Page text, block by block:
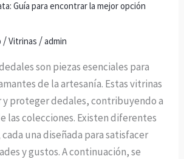
Guía para encontrar la mejor opción
/Vitrinas /admin
son piezas esenciales para
de la artesanía. Estas vitrinas
proteger dedales, contribuyendo a
las colecciones. Existen diferentes
una diseñada para satisfacer
y gustos. A continuación, se